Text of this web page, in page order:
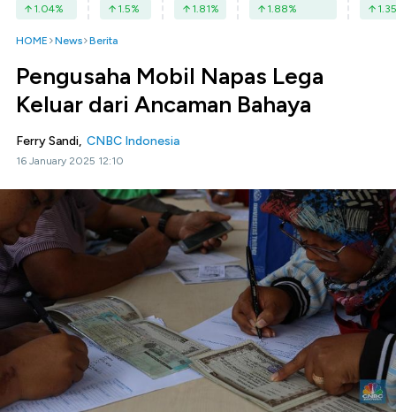
1.04% 1.5% 1.81% 1.88% 1.35
HOME News Berita
Pengusaha Mobil Napas Lega
Keluar dari Ancaman Bahaya
Ferry Sandi, CNBC Indonesia
16 January 2025 12:10